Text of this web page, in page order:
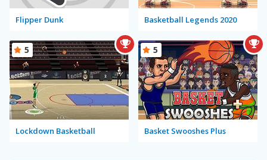
Flipper Dunk Basketball Legends 2020
Lockdown Basketball
5
Basket Swooshes Plus
5